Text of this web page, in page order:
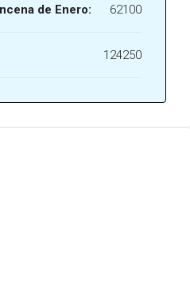
de Enero: 62100
124250